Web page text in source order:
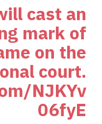
cast an
mark of
on the
court.
NJKYv
06fyE